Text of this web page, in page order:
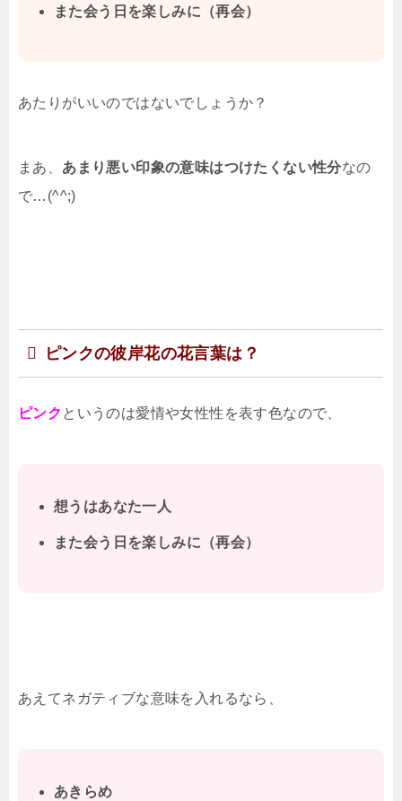
また会う日を楽しみに（再会）
あたりがいいのではないでしょうか？
まあ、 あまり悪い印象の意味はつけたくない性分なの
で…(^^;)
ピンクの彼岸花の花言葉は？
ピンク というのは愛情や女性性を表す色なので、
想うはあなた一人
また会う日を楽しみに（再会）
あえてネガティブな意味を入れるなら、
あきらめ